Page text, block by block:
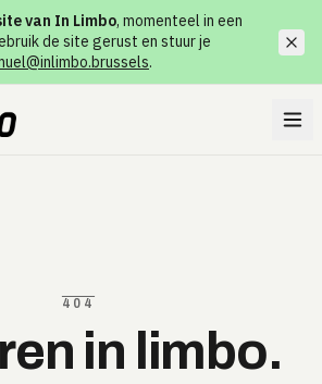
van In Limbo, momenteel in een
de site gerust en stuur je
.
404
in limbo.